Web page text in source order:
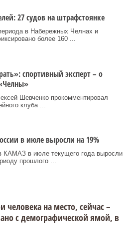
27 судов на штрафстоянке
в Набережных Челнах и
более 160 ...
спортивный эксперт – о
Шевченко прокомментировал
клуба ...
в июле выросли на 19%
КАМАЗ в июле текущего года выросли
прошлого ...
на место, сейчас –
с демографической ямой, в